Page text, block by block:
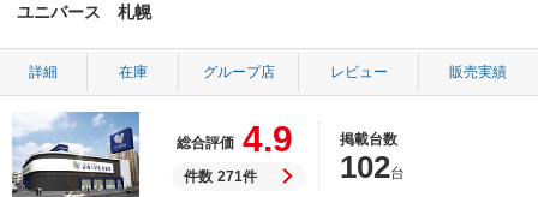
ユニバース 札幌
詳細 在庫 グループ店 レビュー 販売実績
総合評価 4.9
件数 271件
掲載台数
102台